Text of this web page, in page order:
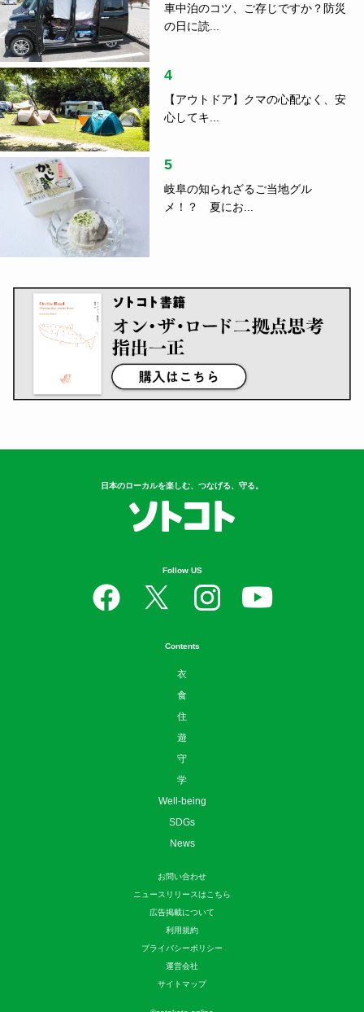
車中泊のコツ、ご存じですか？防災
の日に読...
4
【アウトドア】クマの心配なく、安
心してキ...
5
岐阜の知られざるご当地グル
メ！？ 夏にお...
日本のローカルを楽しむ、つなげる、守る。
Follow US
Contents
衣
食
住
遊
守
学
Well-being
SDGs
News
お問い合わせ
ニュースリリースはこちら
広告掲載について
利用規約
プライバシーポリシー
運営会社
サイトマップ